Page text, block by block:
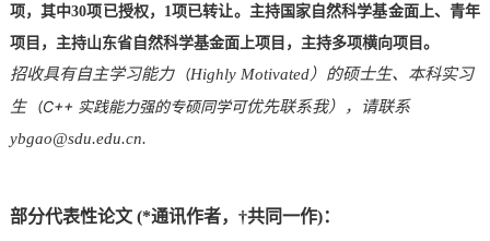
项，其中30项已授权， 1项已转让。主持国家自然科学基金面上、青年
项目，主持山东省自然科学基金面上项目，主持多项横向项目。
招收具有自主学习能力（Highly Motivated）的硕士生、本科实习
生（C++ 实践能力强的专硕同学可优先联系我），请联系
ybgao@sdu.edu.cn.
部分代表性论文(*通讯作者，†共同一作)：